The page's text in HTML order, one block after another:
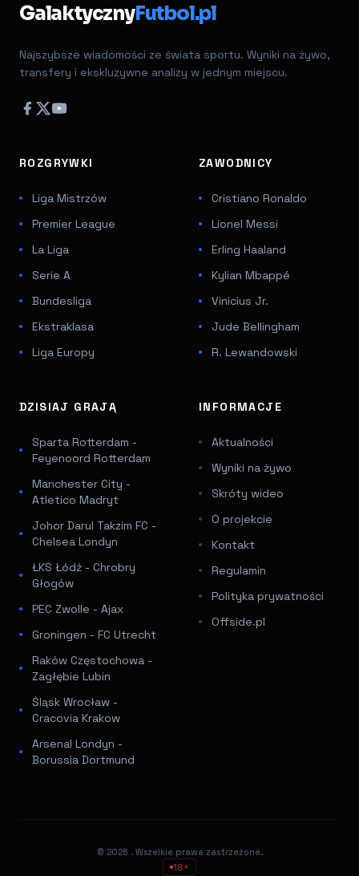
GalaktycznyFutbol.pl
Najszybsze wiadomości ze świata sportu. Wyniki na żywo,
transfery i ekskluzywne analizy w jednym miejscu.
ROZGRYWKI
Liga Mistrzów
Premier League
La Liga
Serie A
Bundesliga
Ekstraklasa
Liga Europy
ZAWODNICY
Cristiano Ronaldo
Lionel Messi
Erling Haaland
Kylian Mbappé
Vinicius Jr.
Jude Bellingham
R. Lewandowski
DZISIAJ GRAJĄ
Sparta Rotterdam -
Feyenoord Rotterdam
Manchester City -
Atletico Madryt
Johor Darul Takzim FC -
Chelsea Londyn
ŁKS Łódź - Chrobry
Głogów
PEC Zwolle - Ajax
Groningen - FC Utrecht
Raków Częstochowa -
Zagłębie Lubin
Śląsk Wrocław -
Cracovia Krakow
Arsenal Londyn -
Borussia Dortmund
INFORMACJE
Aktualności
Wyniki na żywo
Skróty wideo
O projekcie
Kontakt
Regulamin
Polityka prywatności
Offside.pl
© 2026 . Wszelkie prawa zastrzeżone.
18+